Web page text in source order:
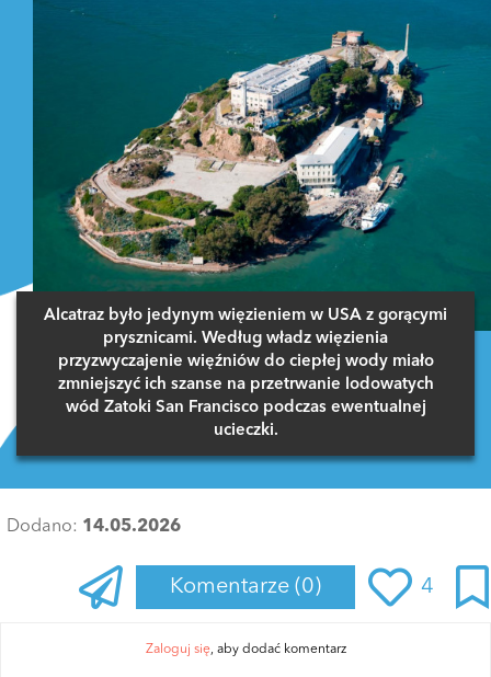
Alcatraz było jedynym więzieniem w USA z gorącymi
prysznicami. Według władz więzienia
przyzwyczajenie więźniów do ciepłej wody miało
zmniejszyć ich szanse na przetrwanie lodowatych
wód Zatoki San Francisco podczas ewentualnej
ucieczki.
Dodano: 14.05.2026
Komentarze (0) 4
Zaloguj się, aby dodać komentarz